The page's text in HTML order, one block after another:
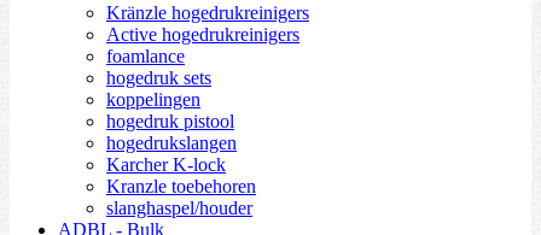
Kränzle hogedrukreinigers
Active hogedrukreinigers
foamlance
hogedruk sets
koppelingen
hogedruk pistool
hogedrukslangen
Karcher K-lock
Kranzle toebehoren
slanghaspel/houder
ADBL - Bulk